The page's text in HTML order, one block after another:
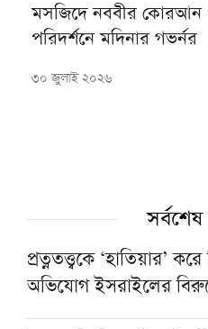
মসজিদে নববীর কোরআন ও
পরিদর্শনে মদিনার গভর্নর
৩০ জুলাই ২০২৬
প্রত্নতত্ত্বকে ‘হাতিয়ার’
অভিযোগ ইসরাইলের